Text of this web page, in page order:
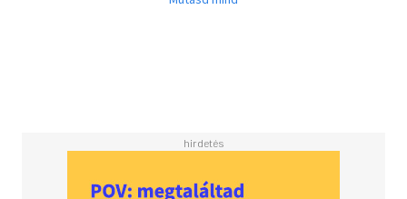
company that specializes in architecture, interior design